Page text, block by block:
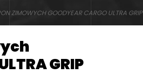
ZIMOWYCH GOODYEAR CARGO ULTRA GRIP
GRIP